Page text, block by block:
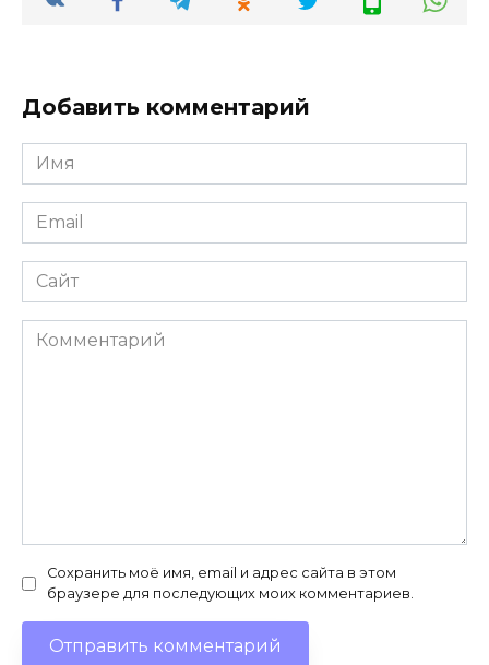
Добавить комментарий
Имя
*
Email
*
Сайт
Комментарий
Сохранить моё имя, email и адрес сайта в этом
браузере для последующих моих комментариев.